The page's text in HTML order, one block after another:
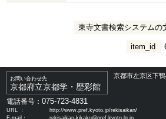
東寺文書検索システムの
item_id
お問い合わせ先
京都府立京都学・歴彩館
京都市左京区下
電話番号：075-723-4831
URL ：
http://www.pref.kyoto.jp/rekisaikan/
E-mail：
rekisaikan-kikaku@pref.kyoto.lg.jp